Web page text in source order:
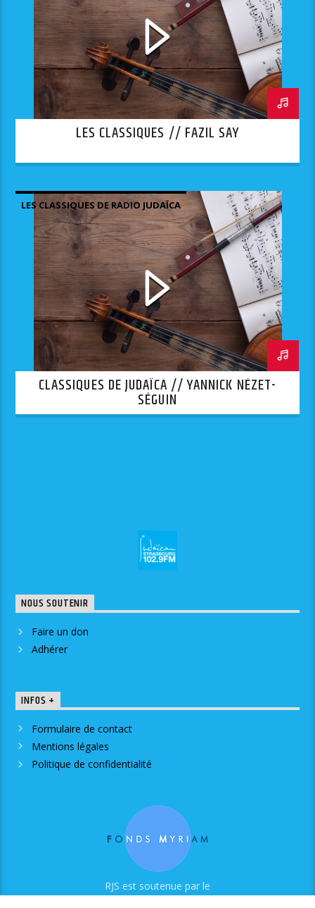
LES CLASSIQUES // FAZIL SAY
LES CLASSIQUES DE RADIO JUDAÏCA
CLASSIQUES DE JUDAÏCA // YANNICK NÉZET-
SÉGUIN
NOUS SOUTENIR
Faire un don
Adhérer
INFOS +
Formulaire de contact
Mentions légales
Politique de confidentialité
RJS est soutenue par le